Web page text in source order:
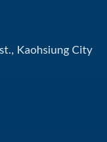
Kaohsiung City